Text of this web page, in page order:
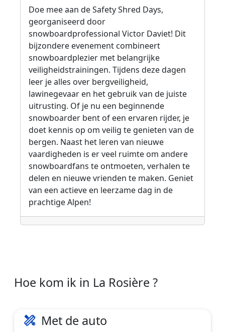
Doe mee aan de Safety Shred Days,
georganiseerd door
snowboardprofessional Victor Daviet! Dit
bijzondere evenement combineert
snowboardplezier met belangrijke
veiligheidstrainingen. Tijdens deze dagen
leer je alles over bergveiligheid,
lawinegevaar en het gebruik van de juiste
uitrusting. Of je nu een beginnende
snowboarder bent of een ervaren rijder, je
doet kennis op om veilig te genieten van de
bergen. Naast het leren van nieuwe
vaardigheden is er veel ruimte om andere
snowboardfans te ontmoeten, verhalen te
delen en nieuwe vrienden te maken. Geniet
van een actieve en leerzame dag in de
prachtige Alpen!
Hoe kom ik in La Rosière ?
Met de auto